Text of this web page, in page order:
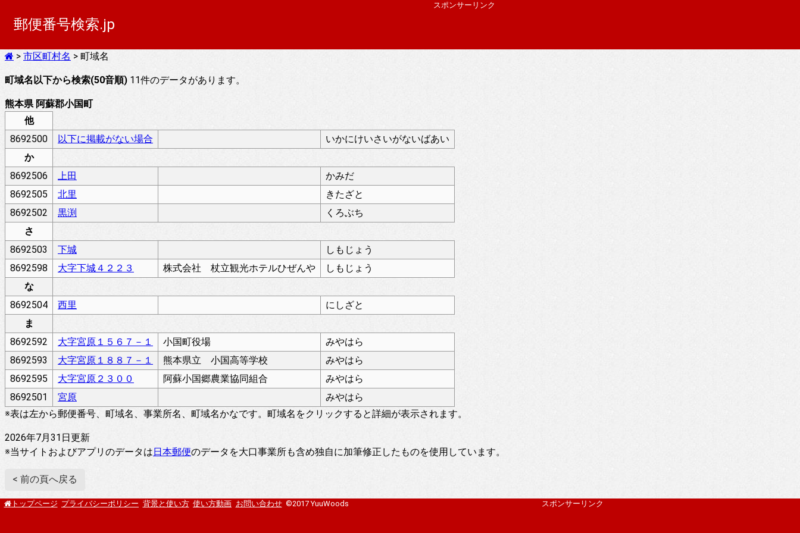
郵便番号検索.jp
スポンサーリンク
> 市区町村名 > 町域名
町域名以下から検索(50音順) 11件のデータがあります。
熊本県 阿蘇郡小国町
他
8692500
以下に掲載がない場合
いかにけいさいがないばあい
か
8692506
上田
かみだ
8692505
北里
きたざと
8692502
黒渕
くろぶち
さ
8692503
下城
しもじょう
8692598
大字下城４２２３ 株式会社 杖立観光ホテルひぜんや
しもじょう
な
8692504
西里
にしざと
ま
8692592
大字宮原１５６７－１ 小国町役場
みやはら
8692593
大字宮原１８８７－１ 熊本県立 小国高等学校
みやはら
8692595
大字宮原２３００ 阿蘇小国郷農業協同組合
みやはら
8692501
宮原
みやはら
※表は左から郵便番号、町域名、事業所名、町域名かなです。町域名をクリックすると詳細が表示されます。
2026年7月31日更新
※当サイトおよびアプリのデータは日本郵便のデータを大口事業所も含め独自に加筆修正したものを使用しています。
< 前の頁へ戻る
トップページ プライバシーポリシー 背景と使い方 使い方動画 お問い合わせ ©2017 YuuWoods スポンサーリンク